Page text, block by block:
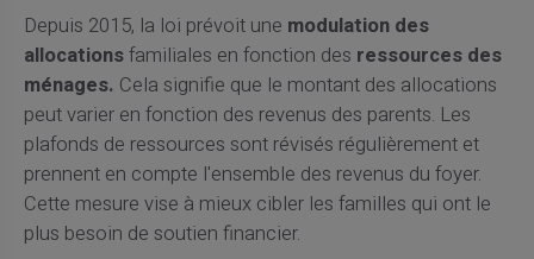
Depuis 2015, la loi prévoit une modulation des
allocationsfamiliales en fonction des ressources des
ménages. Cela signifie que le montant des allocations
peut varier en fonction des revenus des parents. Les
plafonds de ressources sont révisés régulièrement et
prennent en compte l'ensemble des revenus du foyer.
Cette mesure vise à mieux cibler les familles qui ont le
plus besoin de soutien financier.